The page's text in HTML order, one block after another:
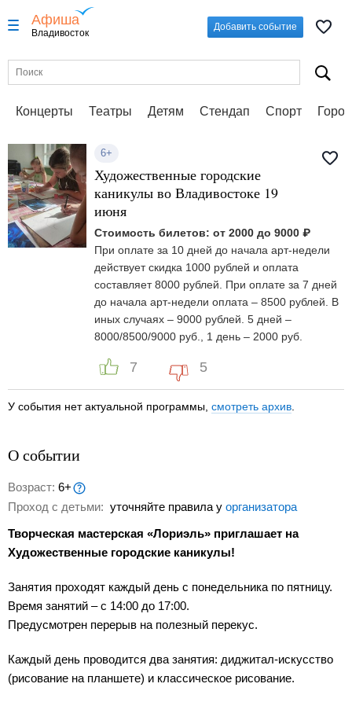
Афиша
Владивосток
Добавить событие
Концерты Театры Детям Стендап Спорт
6+
Художественные городские
каникулы во Владивостоке 19
июня
Стоимость билетов: от 2000 до 9000 ₽
При оплате за 10 дней до начала арт-недели
действует скидка 1000 рублей и оплата
составляет 8000 рублей. При оплате за 7 дней
до начала арт-недели оплата – 8500 рублей. В
иных случаях – 9000 рублей. 5 дней –
8000/8500/9000 руб., 1 день – 2000 руб.
7 5
У события нет актуальной программы, смотреть архив
О событии
Возраст: 6+
Проход с детьми: уточняйте правила у организатора
Творческая мастерская «Лориэль» приглашает на
Художественные городские каникулы!
Занятия проходят каждый день с понедельника по пятницу.
Время занятий – с 14:00 до 17:00.
Предусмотрен перерыв на полезный перекус.
Каждый день проводится два занятия: диджитал-искусство
(рисование на планшете) и классическое рисование.